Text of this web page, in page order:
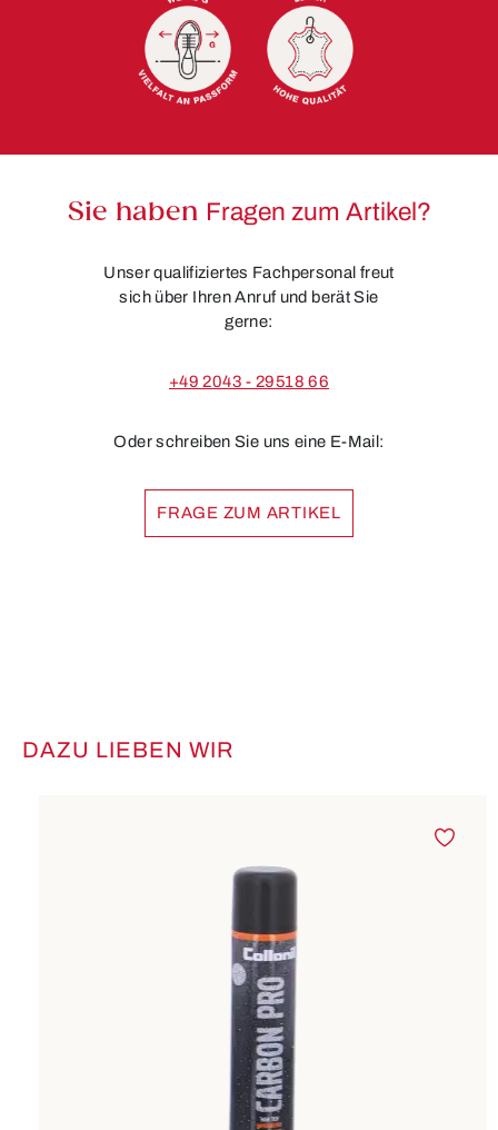
Sie haben Fragen zum Artikel?
Unser qualifiziertes Fachpersonal freut
sich über Ihren Anruf und berät Sie
gerne:
+49 2043 - 29518 66
Oder schreiben Sie uns eine E-Mail:
FRAGE ZUM ARTIKEL
Produktgalerie überspringen
DAZU LIEBEN WIR